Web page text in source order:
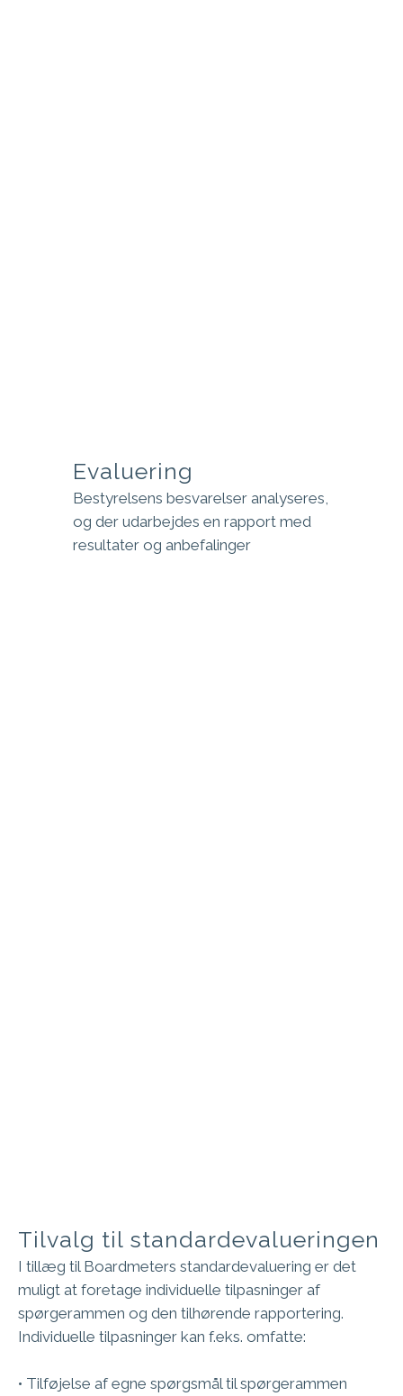
Evaluering
Bestyrelsens besvarelser analyseres,
og der udarbejdes en rapport med
resultater og anbefalinger
Tilvalg til standardevalueringen
I tillæg til Boardmeters standardevaluering er det
muligt at foretage individuelle tilpasninger af
spørgerammen og den tilhørende rapportering.
Individuelle tilpasninger kan f.eks. omfatte:
• Tilføjelse af egne spørgsmål til spørgerammen